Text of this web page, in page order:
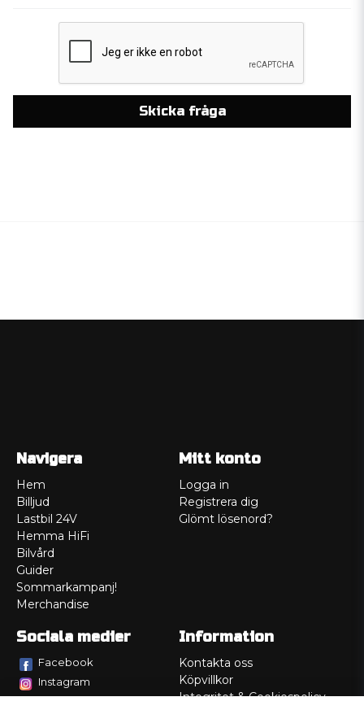
Skicka fråga
Navigera
Hem
Billjud
Lastbil 24V
Hemma HiFi
Bilvård
Guider
Sommarkampanj!
Merchandise
Mitt konto
Logga in
Registrera dig
Glömt lösenord?
Sociala medier
Facebook
Instagram
Information
Kontakta oss
Köpvillkor
Integritet & Cookiespolicy